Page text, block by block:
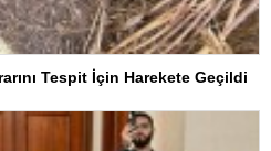
Tespit İçin Harekete Geçildi